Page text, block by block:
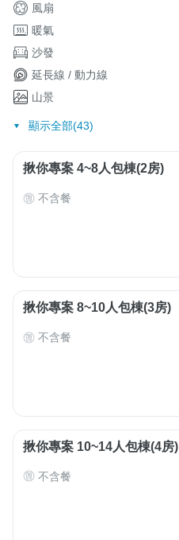
風扇
暖氣
沙發
延長線 / 動力線
山景
顯示全部(43)
揪你專案 4~8人包棟(2房)
不含餐
揪你專案 8~10人包棟(3房)
不含餐
揪你專案 10~14人包棟(4房)
不含餐